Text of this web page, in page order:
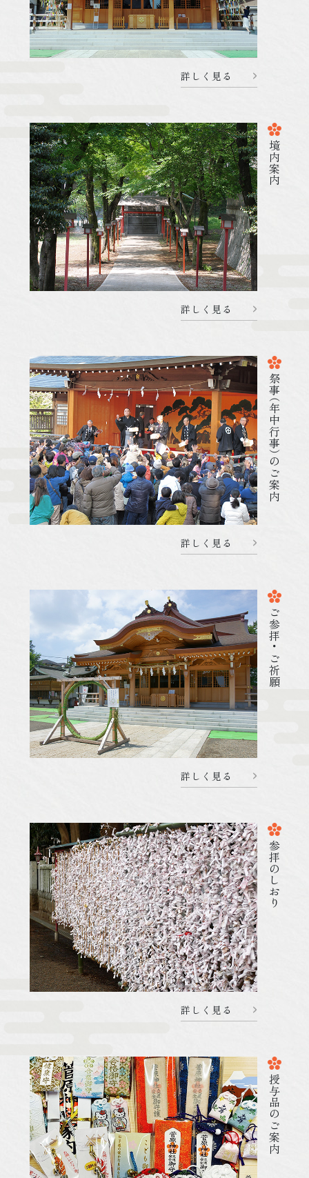
080502 菅原神社のお祭り
詳しく見る
080424 6月20日はご祈祷をお休みします
詳しく見る
080218 勧学祭のご案内 (一般のご祈祷受付時間)
詳しく見る
080210 天神祭のご案内 (当日の社務所受付時
間)
詳しく見る
2026.02.04 杜のことづて
080204 2月11日(水曜日)のご祈祷受付につい
て
詳しく見る
詳しく見る
詳しく見る
境内案内
詳しく見る
祭
事
（年中行事
）
のご案内
詳しく見る
ご参拝・ご祈願
詳しく見る
参拝のしおり
授与品のご案内